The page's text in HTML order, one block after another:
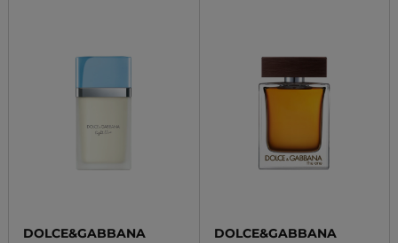
DOLCE&GABBANA
DOLCE&GABBANA